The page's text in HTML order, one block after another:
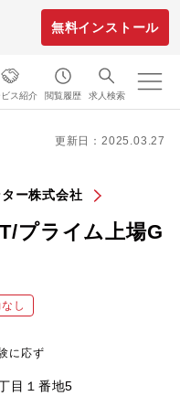
無料インストール
ス紹介 閲覧履歴 求人検索
更新日：2025.03.27
ー株式会社
プライム上場G
し
に応ず
目１番地5